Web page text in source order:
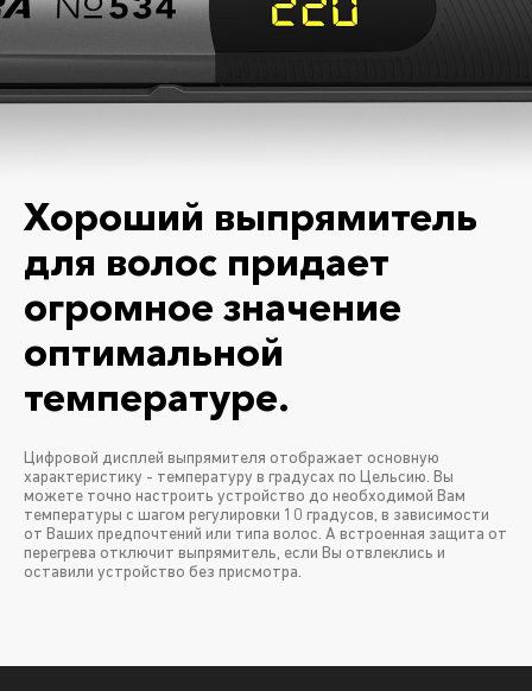
Хороший выпрямитель
для волос придает
огромное значение
оптимальной
температуре.
Цифровой дисплей выпрямителя отображает основную
характеристику - температуру в градусах по Цельсию. Вы
можете точно настроить устройство до необходимой Вам
температуры с шагом регулировки 10 градусов, в зависимости
от Ваших предпочтений или типа волос. А встроенная защита от
перегрева отключит выпрямитель, если Вы отвлеклись и
оставили устройство без присмотра.